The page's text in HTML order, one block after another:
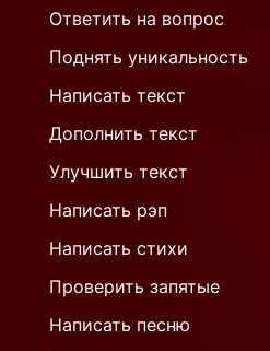
Ответить на вопрос
Поднять уникальность
Написать текст
Дополнить текст
Улучшить текст
Написать рэп
Написать стихи
Проверить запятые
Написать песню